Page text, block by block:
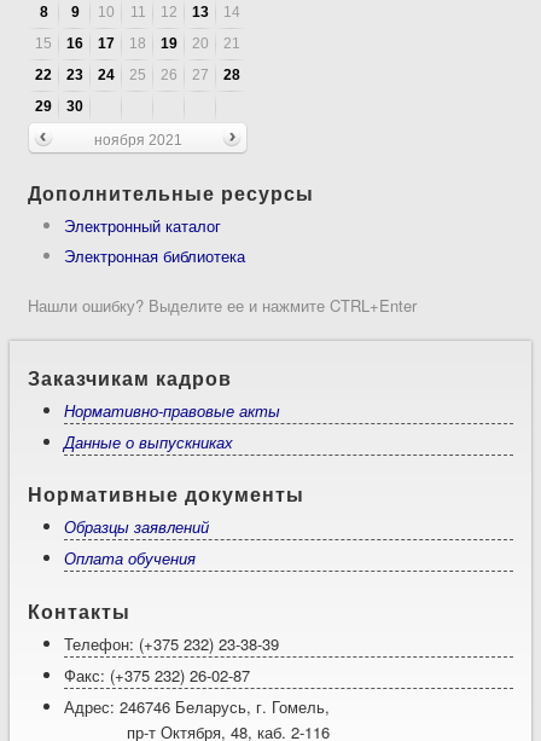
8
9 10 11 12 13
14
15
16 17 18 19 20
21
22
23 24 25 26 27
28
29
30
ноября 2021
Дополнительные ресурсы
Электронный каталог
Электронная библиотека
Нашли ошибку? Выделите ее и нажмите CTRL+Enter
Заказчикам кадров
Нормативно-правовые акты
Данные о выпускниках
Нормативные документы
Образцы заявлений
Оплата обучения
Контакты
Телефон: (+375 232) 23-38-39
Факс: (+375 232) 26-02-87
Адрес: 246746 Беларусь, г. Гомель,
пр-т Октября, 48, каб. 2-116